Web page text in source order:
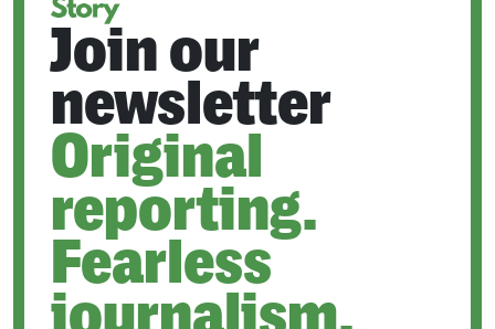
Join our
newsletter
Original
reporting.
Fearless